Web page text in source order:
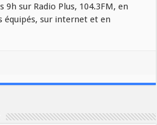
9h sur Radio Plus, 104.3FM, en
équipés, sur internet et en